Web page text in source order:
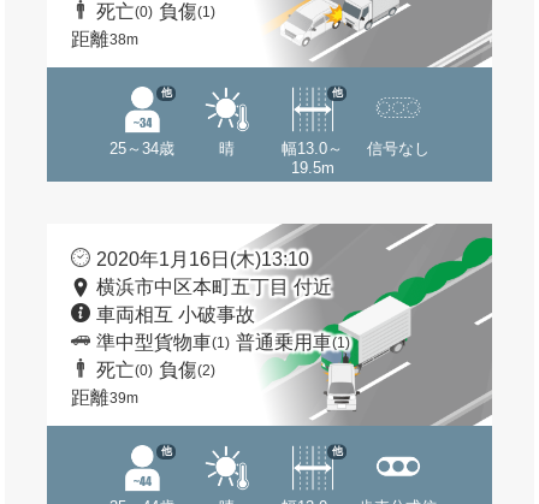
死亡(0) 負傷(1)
距離38m
25～34歳
他
晴
幅13.0～
19.5m
他
信号なし
2020年1月16日(木)13:10
横浜市中区本町五丁目 付近
車両相互 小破事故
準中型貨物車(1) 普通乗用車(1)
死亡(0) 負傷(2)
距離39m
他 他